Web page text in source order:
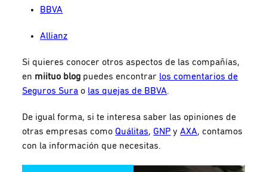
BBVA
Allianz
Si quieres conocer otros aspectos de las compañías,
en miituo blog puedes encontrar los comentarios de
Seguros Sura o las quejas de BBVA.
De igual forma, si te interesa saber las opiniones de
otras empresas como Quálitas, GNP yAXA, contamos
con la información que necesitas.